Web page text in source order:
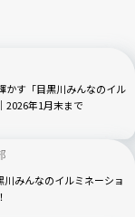
かす「目黒川みんなのイル
2026年1月末まで
川みんなのイルミネーショ